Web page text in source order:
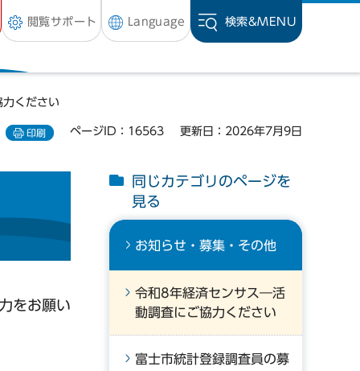
閲覧サポート Language 検索&MENU
ください
印刷 ページID：16563 更新日：2026年7月9日
をお願い
同じカテゴリのページを
見る
お知らせ・募集・その他
令和8年経済センサス―活
動調査にご協力ください
富士市統計登録調査員の募